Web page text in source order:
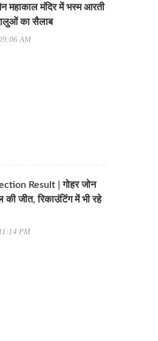
महाकाल मंदिर में भस्म आरती
का सैलाब
AM
Result | गोहर जोन
जीत, रिकाउंटिंग में भी रहे
PM